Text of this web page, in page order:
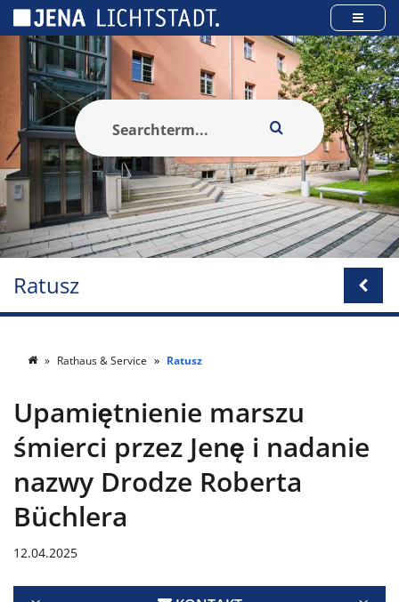
Ratusz
Rathaus & Service Ratusz
Upamiętnienie marszu
śmierci przez Jenę i nadanie
nazwy Drodze Roberta
Büchlera
12.04.2025
Panel zarządzania plikami cookies